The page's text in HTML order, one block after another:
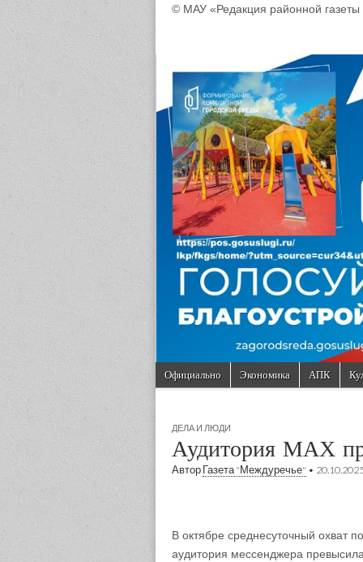
© МАУ «Редакция районной газеты
Main menu
Skip to content
Официально Экономика АПК
ДЕЛА И ЛЮДИ
Аудитория МАХ
Автор Газета "Междуречье" •
В октябре среднесуточный охват
аудитория мессенджера